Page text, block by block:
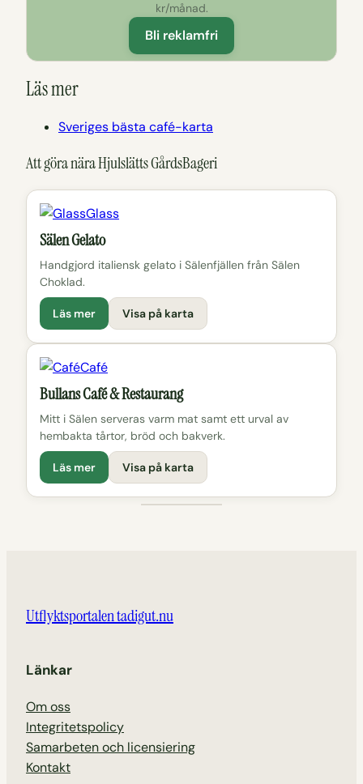
kr/månad.
Bli reklamfri
Läs mer
Sveriges bästa café-karta
Att göra nära Hjulslätts GårdsBageri
Glass
Sälen Gelato
Handgjord italiensk gelato i Sälenfjällen från Sälen
Choklad.
Läs mer Visa på karta
Café
Bullans Café & Restaurang
Mitt i Sälen serveras varm mat samt ett urval av
hembakta tårtor, bröd och bakverk.
Läs mer Visa på karta
Utflyktsportalen tadigut.nu
Länkar
Om oss
Integritetspolicy
Samarbeten och licensiering
Kontakt